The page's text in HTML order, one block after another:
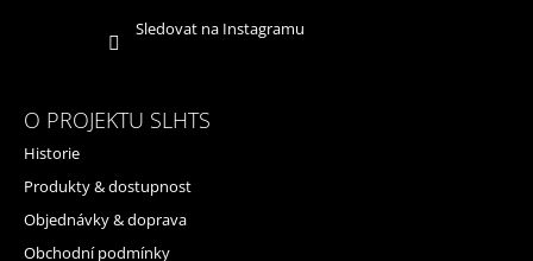
Sledovat na Instagramu
O PROJEKTU SLHTS
Historie
Produkty & dostupnost
Objednávky & doprava
Obchodní podmínky